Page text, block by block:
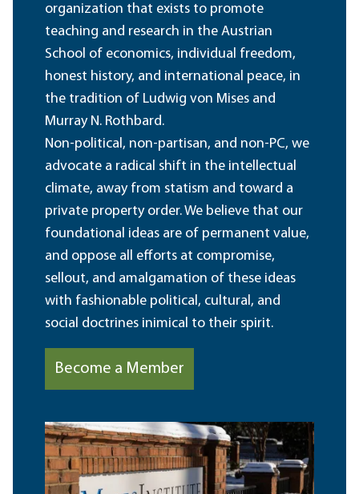
organization that exists to promote
teaching and research in the Austrian
School of economics, individual freedom,
honest history, and international peace, in
the tradition of Ludwig von Mises and
Murray N. Rothbard.
Non-political, non-partisan, and non-PC, we
advocate a radical shift in the intellectual
climate, away from statism and toward a
private property order. We believe that our
foundational ideas are of permanent value,
and oppose all efforts at compromise,
sellout, and amalgamation of these ideas
with fashionable political, cultural, and
social doctrines inimical to their spirit.
Become a Member